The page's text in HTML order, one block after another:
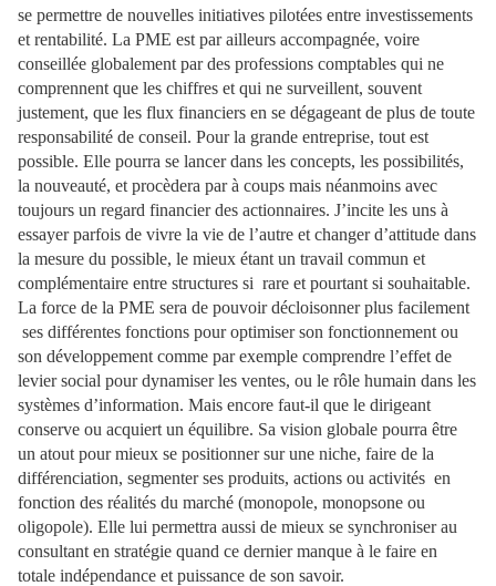
se permettre de nouvelles initiatives pilotées entre investissements
et rentabilité. La PME est par ailleurs accompagnée, voire
conseillée globalement par des professions comptables qui ne
comprennent que les chiffres et qui ne surveillent, souvent
justement, que les flux financiers en se dégageant de plus de toute
responsabilité de conseil. Pour la grande entreprise, tout est
possible. Elle pourra se lancer dans les concepts, les possibilités,
la nouveauté, et procèdera par à coups mais néanmoins avec
toujours un regard financier des actionnaires. J’incite les uns à
essayer parfois de vivre la vie de l’autre et changer d’attitude dans
la mesure du possible, le mieux étant un travail commun et
complémentaire entre structures si rare et pourtant si souhaitable.
La force de la PME sera de pouvoir décloisonner plus facilement
ses différentes fonctions pour optimiser son fonctionnement ou
son développement comme par exemple comprendre l’effet de
levier social pour dynamiser les ventes, ou le rôle humain dans les
systèmes d’information. Mais encore faut-il que le dirigeant
conserve ou acquiert un équilibre. Sa vision globale pourra être
un atout pour mieux se positionner sur une niche, faire de la
différenciation, segmenter ses produits, actions ou activités en
fonction des réalités du marché (monopole, monopsone ou
oligopole). Elle lui permettra aussi de mieux se synchroniser au
consultant en stratégie quand ce dernier manque à le faire en
totale indépendance et puissance de son savoir.